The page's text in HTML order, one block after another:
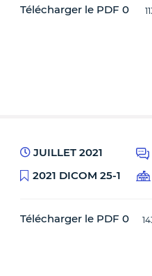
Télécharger le PDF 0
JUILLET 2021
2021 DICOM 25-1
Télécharger le PDF 0